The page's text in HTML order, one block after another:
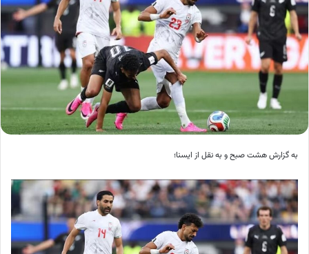
به گزارش هشت صبح و به نقل از ایسنا؛